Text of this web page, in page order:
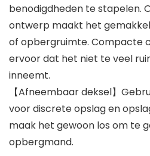
benodigdheden te stapelen.
ontwerp maakt het
of opbergruimte. Compacte
ervoor dat het niet te veel
inneemt.
【Afneembaar deksel】
voor discrete opslag en
maak het gewoon los om te
opbergmand.